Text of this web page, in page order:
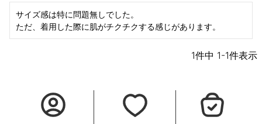
サイズ感は特に問題無しでした。
ただ、着用した際に肌がチクチクする感じがあります。
1件中 1-1件表示